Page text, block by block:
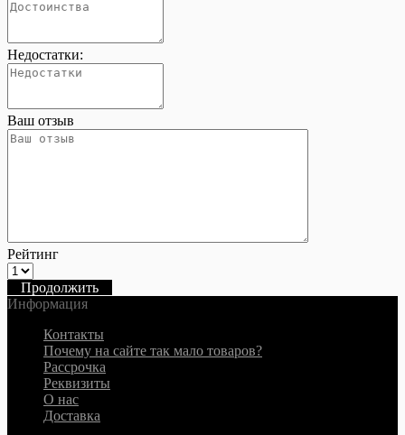
Недостатки:
Ваш отзыв
Рейтинг
Продолжить
Информация
Контакты
Почему на сайте так мало товаров?
Рассрочка
Реквизиты
О нас
Доставка